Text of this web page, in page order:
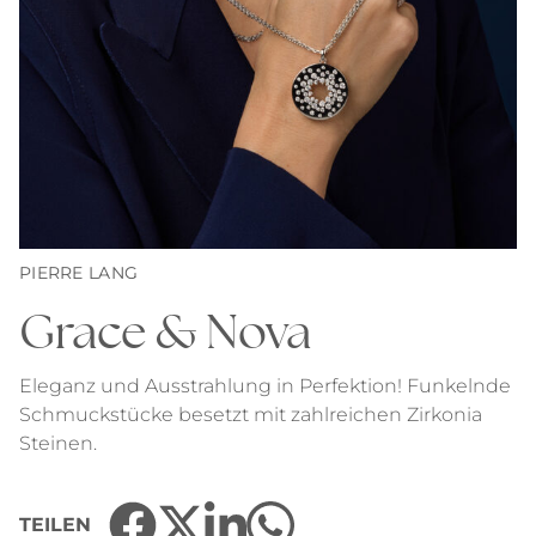
PIERRE LANG
Grace & Nova
Eleganz und Ausstrahlung in Perfektion! Funkelnde
Schmuckstücke besetzt mit zahlreichen Zirkonia
Steinen.
TEILEN